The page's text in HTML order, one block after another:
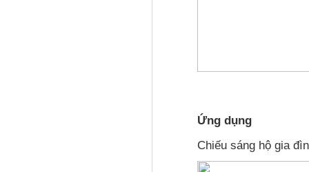
Ứng dụng
Chiếu sáng hộ gia